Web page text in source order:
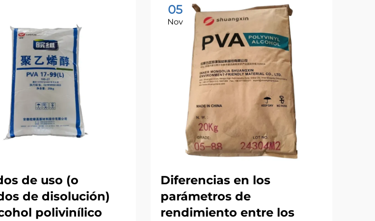
de uso (o
de disolución)
polivinílico
05
Nov
Diferencias en los
parámetros de
rendimiento entre los